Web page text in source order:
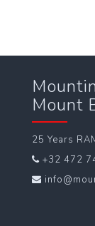
Mount
25 Years
+32 472